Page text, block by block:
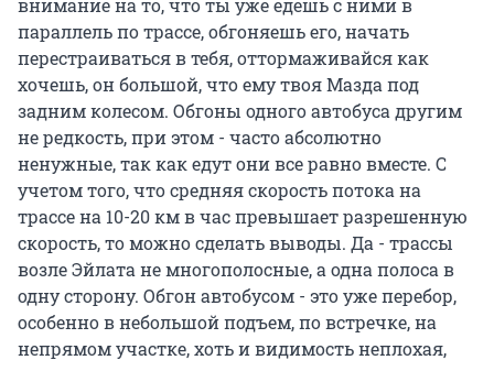
параллель по трассе, обгоняешь его, начать
перестраиваться в тебя, оттормаживайся как
хочешь, он большой, что ему твоя Мазда под
задним колесом. Обгоны одного автобуса другим
не редкость, при этом - часто абсолютно
ненужные, так как едут они все равно вместе. С
учетом того, что средняя скорость потока на
трассе на 10-20 км в час превышает разрешенную
скорость, то можно сделать выводы. Да - трассы
возле Эйлата не многополосные, а одна полоса в
одну сторону. Обгон автобусом - это уже перебор,
особенно в небольшой подъем, по встречке, на
непрямом участке, хоть и видимость неплохая,